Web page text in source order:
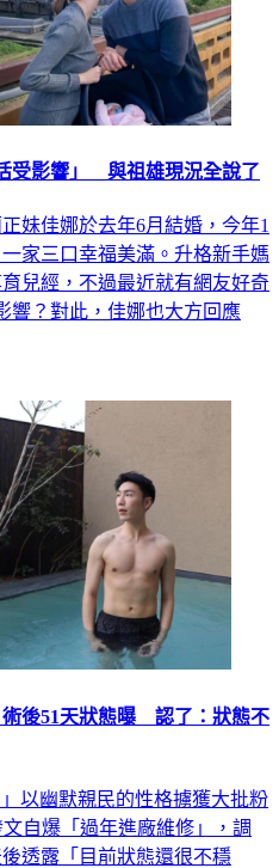
受影響」 與祖雄現況全說了
妹佳娜於去年6月結婚，今年1
家三口幸福美滿。升格新手媽
兒經，不過最近就有網友好奇
響？對此，佳娜也大方回應
後51天狀態曝 認了：狀態不
以幽默親民的性格擄獲大批粉
自爆「過年進廠維修」，調
透露「目前狀態還很不穩